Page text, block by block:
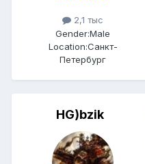
2,1 тыс
Gender:Male
Location:Санкт-
Петербург
HG)bzik